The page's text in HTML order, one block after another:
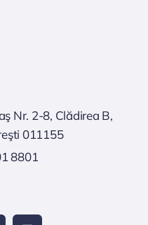
Nr. 2-8, Clădirea B,
011155
8801